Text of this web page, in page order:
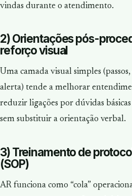
vindas durante o atendimento.
2) Orientações pós-
reforço visual
Uma camada visual simples
alerta) tende a melhorar
reduzir ligações por dúvidas
sem substituir a orientação verbal.
3) Treinamento de
(SOP)
AR funciona como “cola”